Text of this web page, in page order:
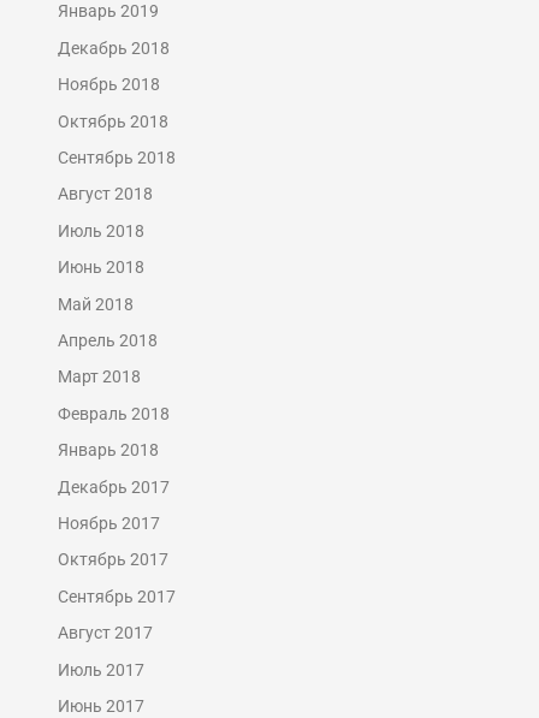
Январь 2019
Декабрь 2018
Ноябрь 2018
Октябрь 2018
Сентябрь 2018
Август 2018
Июль 2018
Июнь 2018
Май 2018
Апрель 2018
Март 2018
Февраль 2018
Январь 2018
Декабрь 2017
Ноябрь 2017
Октябрь 2017
Сентябрь 2017
Август 2017
Июль 2017
Июнь 2017